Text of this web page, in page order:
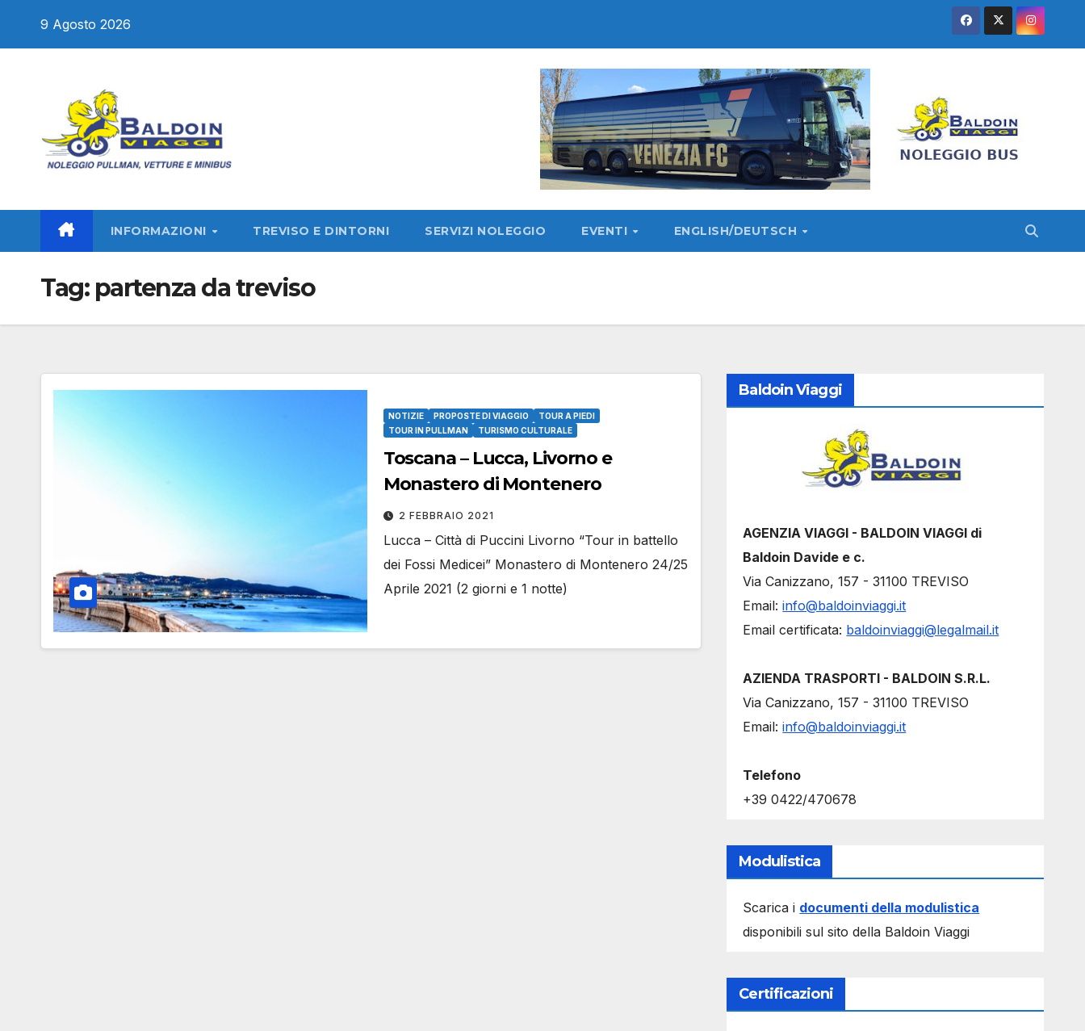
9 Agosto 2026
INFORMAZIONI TREVISO E DINTORNI SERVIZI NOLEGGIO EVENTI ENGLISH/DEUTSCH
Tag: partenza da treviso
NOTIZIE PROPOSTE DI VIAGGIO
TOUR A PIEDI
TOUR IN PULLMAN
TURISMO CULTURALE
Toscana – Lucca, Livorno e
Monastero di Montenero
2 FEBBRAIO 2021
Lucca – Città di Puccini Livorno “Tour in battello
dei Fossi Medicei” Monastero di Montenero 24/25
Aprile 2021 (2 giorni e 1 notte)
Baldoin Viaggi
AGENZIA VIAGGI - BALDOIN VIAGGI di
Baldoin Davide e c.
Via Canizzano, 157 - 31100 TREVISO
Email:info@baldoinviaggi.it
Email certificata: baldoinviaggi@legalmail.it
AZIENDA TRASPORTI - BALDOIN S.R.L.
Via Canizzano, 157 - 31100 TREVISO
Email:info@baldoinviaggi.it
Telefono
+39 0422/470678
Modulistica
Scarica i documenti della modulistica
disponibili sul sito della Baldoin Viaggi
Certificazioni